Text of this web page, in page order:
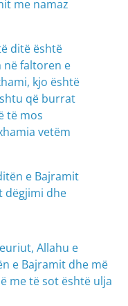
me namaz
ditë është
në faltoren e
kjo është
që burrat
të mos
vetëm
e Bajramit
dëgjimi dhe
Allahu e
e Bajramit dhe më
me të sot është ulja